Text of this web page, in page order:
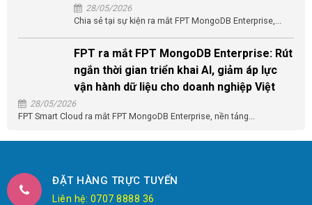
28/05/2026
Chia sẻ tại sự kiện ra mắt FPT MongoDB Enterprise,...
FPT ra mắt FPT MongoDB Enterprise: Rút
ngắn thời gian triển khai AI, giảm áp lực
vận hành dữ liệu cho doanh nghiệp Việt
28/05/2026
FPT Smart Cloud ra mắt FPT MongoDB Enterprise, nền tảng...
ĐẶT HÀNG TRỰC TUYẾN
Liên hệ: 0707 8888 36